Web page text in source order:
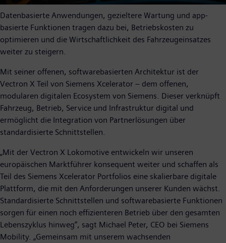
Datenbasierte Anwendungen, gezieltere Wartung und app-
basierte Funktionen tragen dazu bei, Betriebskosten zu
optimieren und die Wirtschaftlichkeit des Fahrzeugeinsatzes
weiter zu steigern.
Mit seiner offenen, softwarebasierten Architektur ist der
Vectron X Teil von Siemens Xcelerator – dem offenen,
modularen digitalen Ecosystem von Siemens. Dieser verknüpft
Fahrzeug, Betrieb, Service und Infrastruktur digital und
ermöglicht die Integration von Partnerlösungen über
standardisierte Schnittstellen.
„Mit der Vectron X Lokomotive entwickeln wir unseren
europäischen Marktführer konsequent weiter und schaffen als
Teil des Siemens Xcelerator Portfolios eine skalierbare digitale
Plattform, die mit den Anforderungen unserer Kunden wächst.
Standardisierte Schnittstellen und softwarebasierte Funktionen
sorgen für einen noch effizienteren Betrieb über den gesamten
Lebenszyklus hinweg“, sagt Michael Peter, CEO bei Siemens
Mobility. „Gemeinsam mit unserem wachsenden